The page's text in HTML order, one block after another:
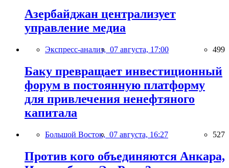
Азербайджан централизует
управление медиа
Экспресс-анализ, 07 августа, 17:00 499
Баку превращает инвестиционный
форум в постоянную платформу
для привлечения ненефтяного
капитала
Большой Восток, 07 августа, 16:27 527
Против кого объединяются Анкара,